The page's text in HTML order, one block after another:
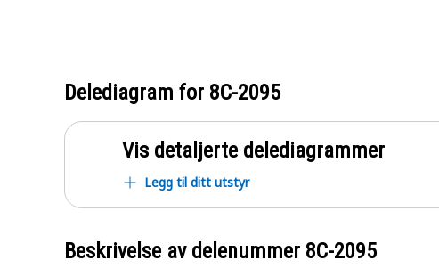
Delediagram for 8C-2095
Vis detaljerte delediagrammer
Legg til ditt utstyr
Beskrivelse av delenummer 8C-2095